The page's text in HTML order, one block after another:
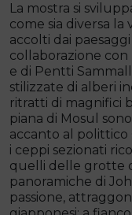
La mostra si
come sia diversa la
accolti dai
collaborazione con
e di Pentti
stilizzate di alberi
ritratti di magnifici
piana di Mosul
accanto al polittico
i ceppi sezionati
quelli delle grotte
panoramiche di
passione,